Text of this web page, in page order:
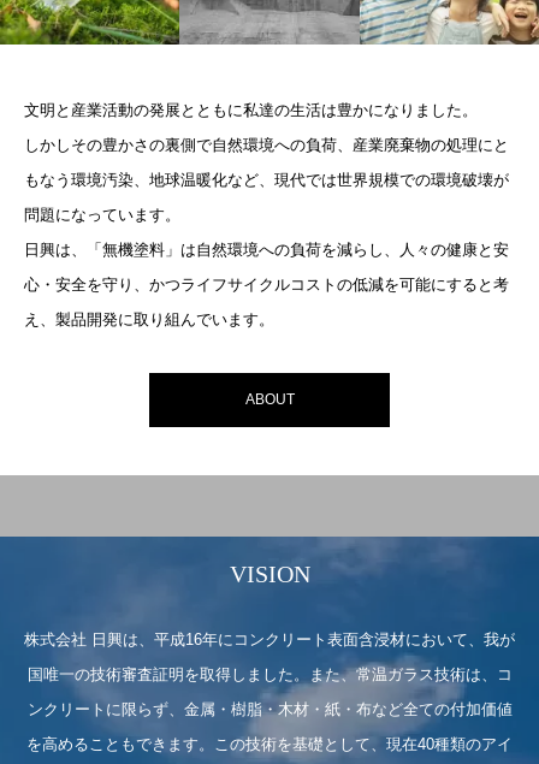
文明と産業活動の発展とともに私達の生活は豊かになりました。
しかしその豊かさの裏側で自然環境への負荷、産業廃棄物の処理にと
もなう環境汚染、地球温暖化など、現代では世界規模での環境破壊が
問題になっています。
日興は、「無機塗料」は自然環境への負荷を減らし、人々の健康と安
心・安全を守り、かつライフサイクルコストの低減を可能にすると考
え、製品開発に取り組んでいます。
ABOUT
VISION
株式会社 日興は、平成16年にコンクリート表面含浸材において、我が
国唯一の技術審査証明を取得しました。また、常温ガラス技術は、コ
ンクリートに限らず、金属・樹脂・木材・紙・布など全ての付加価値
を高めることもできます。この技術を基礎として、現在40種類のアイ